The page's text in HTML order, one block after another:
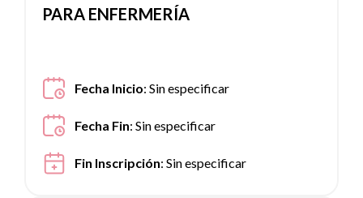
PARA ENFERMERÍA
Fecha Inicio:Sin especificar
Fecha Fin:Sin especificar
Fin Inscripción:Sin especificar